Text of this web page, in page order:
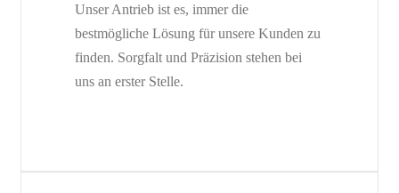
Unser Antrieb ist es, immer die
bestmögliche Lösung für unsere Kunden zu
finden. Sorgfalt und Präzision stehen bei
uns an erster Stelle.